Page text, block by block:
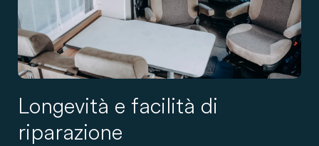
Longevità e facilità di
riparazione